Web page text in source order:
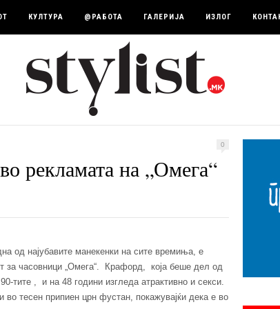
КУЛТУРА @РАБОТА ГАЛЕРИЈА ИЗЛОГ
0
рекламата на „Омега“
од најубавите манекенки на сите времиња, е
за часовници „Омега“. Крафорд, која беше дел од
тите , и на 48 години изгледа атрактивно и секси.
тесен припиен црн фустан, покажувајќи дека е во